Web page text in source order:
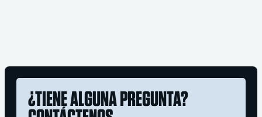
¿TIENE ALGUNA PREGUNTA?